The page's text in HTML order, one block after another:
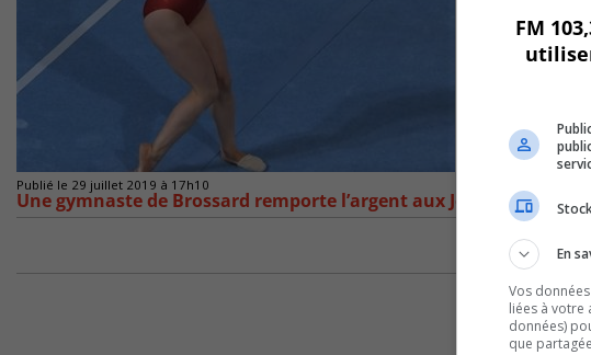
Publié le 29 juillet 2019 à 17h10
Une gymnaste de Brossard remporte l’argent aux Jeux
FM
En
Vos
liées à votre
données)
que